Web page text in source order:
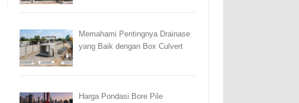
Memahami Pentingnya Drainase
yang Baik dengan Box Culvert
Harga Pondasi Bore Pile